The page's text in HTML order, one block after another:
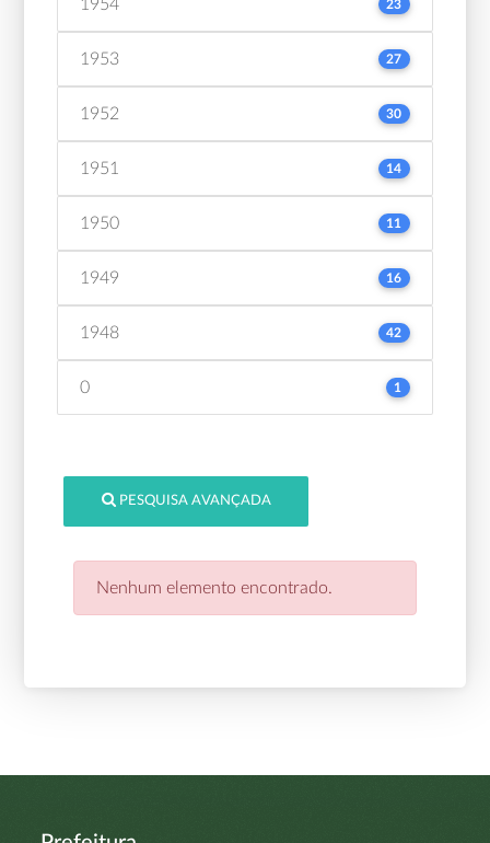
1954 23
1953 27
1952 30
1951 14
1950 11
1949 16
1948 42
0 1
PESQUISA AVANÇADA
Nenhum elemento encontrado.